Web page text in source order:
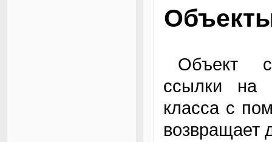
Объект создается методом "освящения"
ссылки на
класса с
возвращает